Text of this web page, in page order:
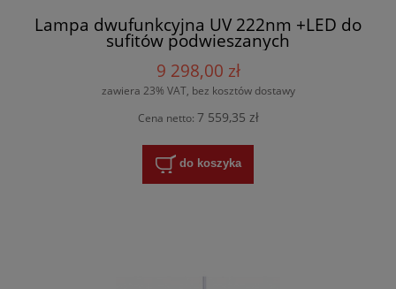
Lampa dwufunkcyjna UV 222nm +LED do
sufitów podwieszanych
9 298,00 zł
zawiera 23% VAT, bez kosztów dostawy
Cena netto: 7 559,35 zł
do koszyka